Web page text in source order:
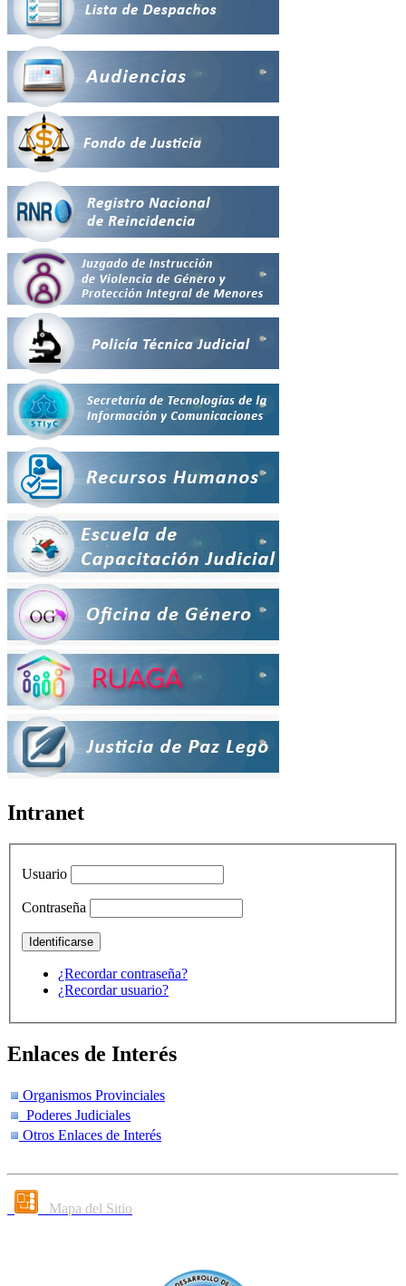
Intranet
Usuario
Contraseña
¿Recordar contraseña?
¿Recordar usuario?
Enlaces de Interés
Organismos Provinciales
Poderes Judiciales
Otros Enlaces de Interés
Mapa del Sitio